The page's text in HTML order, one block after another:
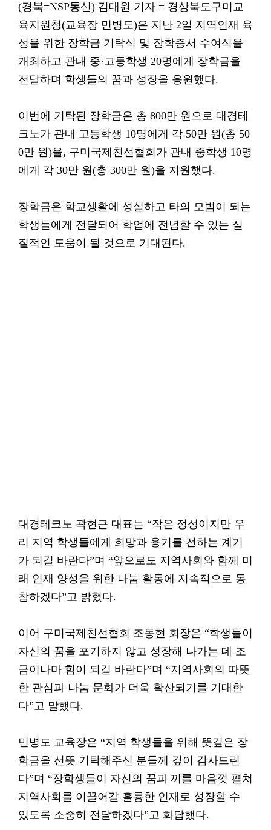
(경북=NSP통신) 김대원 기자 = 경상북도구미교
육지원청(교육장 민병도)은 지난 2일 지역인재 육
성을 위한 장학금 기탁식 및 장학증서 수여식을
개최하고 관내 중·고등학생 20명에게 장학금을
전달하며 학생들의 꿈과 성장을 응원했다.
이번에 기탁된 장학금은 총 800만 원으로 대경테
크노가 관내 고등학생 10명에게 각 50만 원(총 50
0만 원)을, 구미국제친선협회가 관내 중학생 10명
에게 각 30만 원(총 300만 원)을 지원했다.
장학금은 학교생활에 성실하고 타의 모범이 되는
학생들에게 전달되어 학업에 전념할 수 있는 실
질적인 도움이 될 것으로 기대된다.
대경테크노 곽현근 대표는 “작은 정성이지만 우
리 지역 학생들에게 희망과 용기를 전하는 계기
가 되길 바란다”며 “앞으로도 지역사회와 함께 미
래 인재 양성을 위한 나눔 활동에 지속적으로 동
참하겠다”고 밝혔다.
이어 구미국제친선협회 조동현 회장은 “학생들이
자신의 꿈을 포기하지 않고 성장해 나가는 데 조
금이나마 힘이 되길 바란다”며 “지역사회의 따뜻
한 관심과 나눔 문화가 더욱 확산되기를 기대한
다”고 말했다.
민병도 교육장은 “지역 학생들을 위해 뜻깊은 장
학금을 선뜻 기탁해주신 분들께 깊이 감사드린
다”며 “장학생들이 자신의 꿈과 끼를 마음껏 펼쳐
지역사회를 이끌어갈 훌륭한 인재로 성장할 수
있도록 소중히 전달하겠다”고 화답했다.